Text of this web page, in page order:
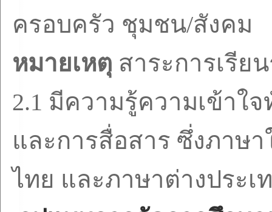
ครอบครัว ชุมชน/สังคม
หมายเหตุ สาระการเรีย
2.1 มีความรู้ความเข้าใ
และการสื่อสาร ซึ่งภาษ
ไทย และภาษาต่างประเ